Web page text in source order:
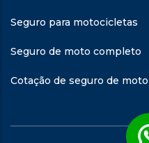
Seguro para motocicletas
Seguro de moto completo
Cotação de seguro de moto